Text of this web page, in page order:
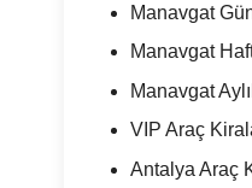
Manavgat
Manavgat
Manavgat
VIP Araç
Antalya Araç